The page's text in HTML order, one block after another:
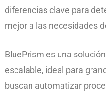
diferencias clave para
mejor a las necesidades
BluePrism es una
escalable, ideal para
buscan automatizar